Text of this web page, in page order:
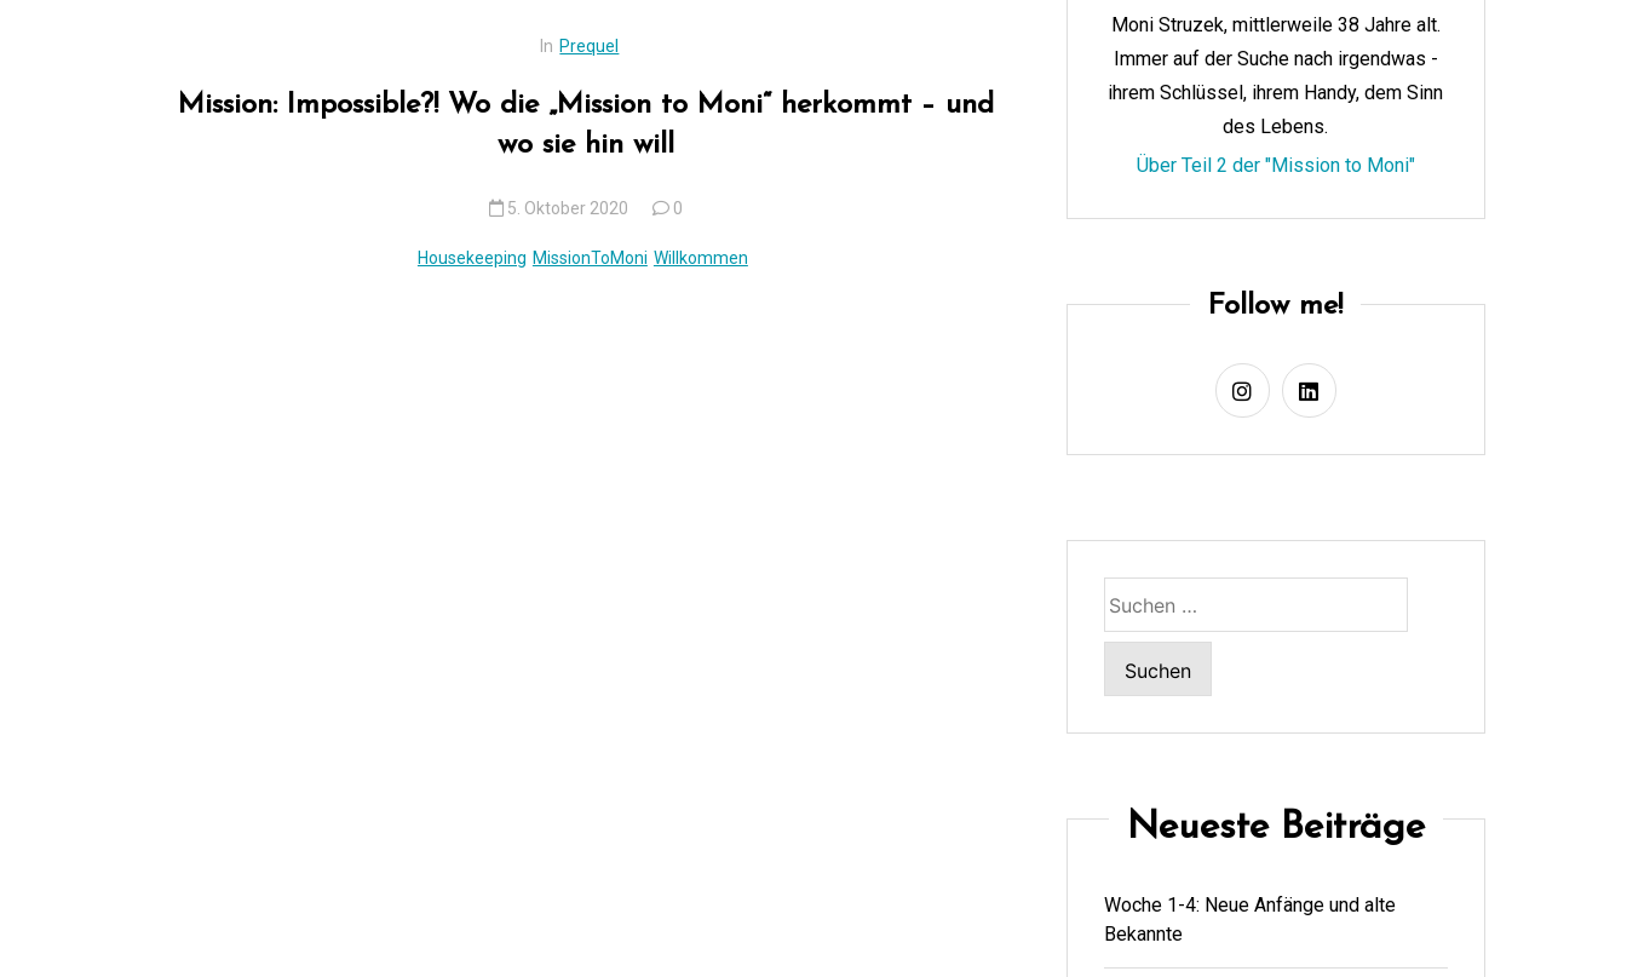
In Prequel
Mission: Impossible?! Wo die „Mission to Moni“ herkommt – und
wo sie hin will
5. Oktober 2020 0
Housekeeping MissionToMoni Willkommen
Moni Struzek, mittlerweile 38 Jahre alt.
Immer auf der Suche nach irgendwas -
ihrem Schlüssel, ihrem Handy, dem Sinn
des Lebens.
Über Teil 2 der "Mission to Moni"
Follow me!
nach:
Neueste Beiträge
Woche 1-4: Neue Anfänge und alte
Bekannte